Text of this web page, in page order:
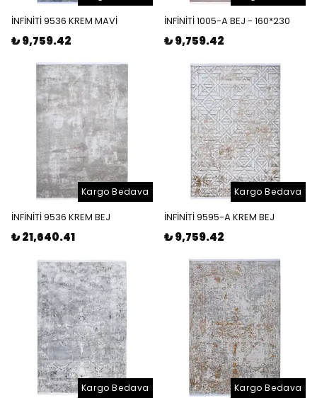
İNFİNİTİ 9536 KREM MAVİ
₺ 9,759.42
İNFİNİTİ 1005-A BEJ - 160*230
₺ 9,759.42
Kargo Bedava
İNFİNİTİ 9536 KREM BEJ
₺ 21,640.41
Kargo Bedava
İNFİNİTİ 9595-A KREM BEJ
₺ 9,759.42
Kargo Bedava Kargo Bedava